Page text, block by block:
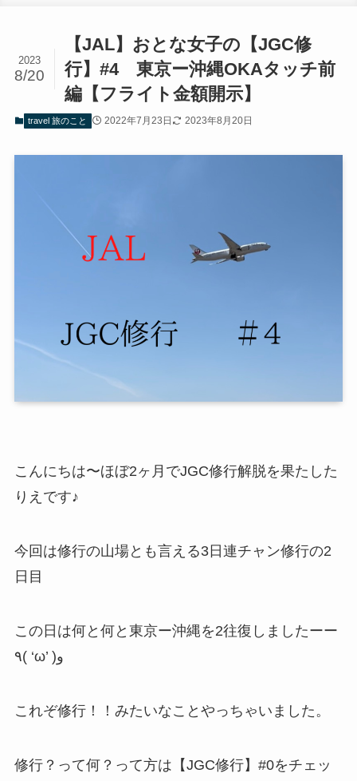
【JAL】おとな女子の【JGC修
行】#4 東京ー沖縄OKAタッチ前
編【フライト金額開示】
2023
8/20
travel 旅のこと 2022年7月23日 2023年8月20日
こんにちは〜ほぼ2ヶ月でJGC修行解脱を果たした
りえです♪
今回は修行の山場とも言える3日連チャン修行の2
日目
この日は何と何と東京ー沖縄を2往復しましたーー
٩( ‘ω’ )و
これぞ修行！！みたいなことやっちゃいました。
修行？って何？って方は【JGC修行】#0をチェッ